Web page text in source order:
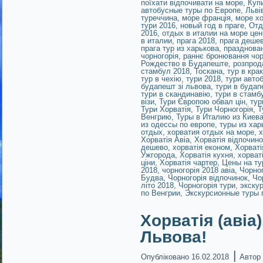
поїхати відпочивати на море
автобусные туры по Европе
туреччина море франція море
тури 2016 новый год в праге,
2016 отдых в италии на море
в италии, прага 2018 прага
прага тур из харькова
чорногорія раннє бронювання
Рождество в Будапеште
стамбул 2018 ,Тоскана тур в
тур в чехію тури 2018 тури
будапешт зі львова тури в
тури в скандинавію тури в
візи Тури Європою обвал цін
Тури Хорватія Тури Чорногорія,
Венгрию Туры в Италию из Киева
из одессы по европе туры из
отдых хорватия отдых на море ,
Хорватія Авіа Хорватія
дешево хорватія економ ,
Ужгорода Хорватія кухня
ціни ,Хорватія чартер, Цены на
2018 чорногорія 2018 авіа
Будва Чорногорія відпочинок,
літо 2018 ,Чорногорія тури
по Венгрии Экскурсионные туры
Хорватія
Львова!
Опубліковано 16.02.2018 | Автор